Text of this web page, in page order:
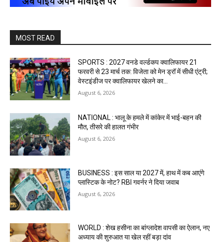
MOST READ
SPORTS : 2027 वनडे वर्ल्डकप क्वालिफायर 21
फरवरी से 23 मार्च तक: विजेता को मेन ड्रॉ में सीधी एंट्री;
वेस्टइंडीज पर क्वालिफायर खेलने का...
August 6, 2026
NATIONAL : भालू के हमले में कांकेर में भाई-बहन की
मौत, तीसरे की हालत गंभीर
August 6, 2026
BUSINESS : इस साल या 2027 में, हाथ में कब आएंगे
प्लास्टिक के नोट? RBI गवर्नर ने दिया जवाब
August 6, 2026
WORLD : शेख हसीना का बांग्लादेश वापसी का ऐलान, नए
अध्याय की शुरुआत या खेल रहीं बड़ा दांव